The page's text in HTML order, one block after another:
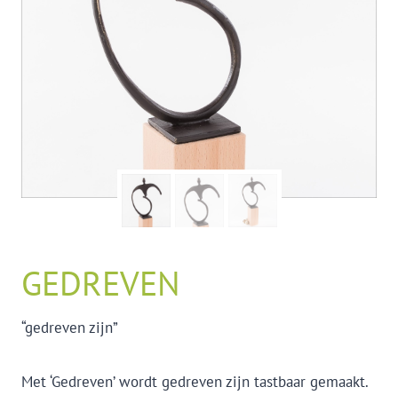
GEDREVEN
“gedreven zijn”
Met ‘Gedreven’ wordt gedreven zijn tastbaar gemaakt.